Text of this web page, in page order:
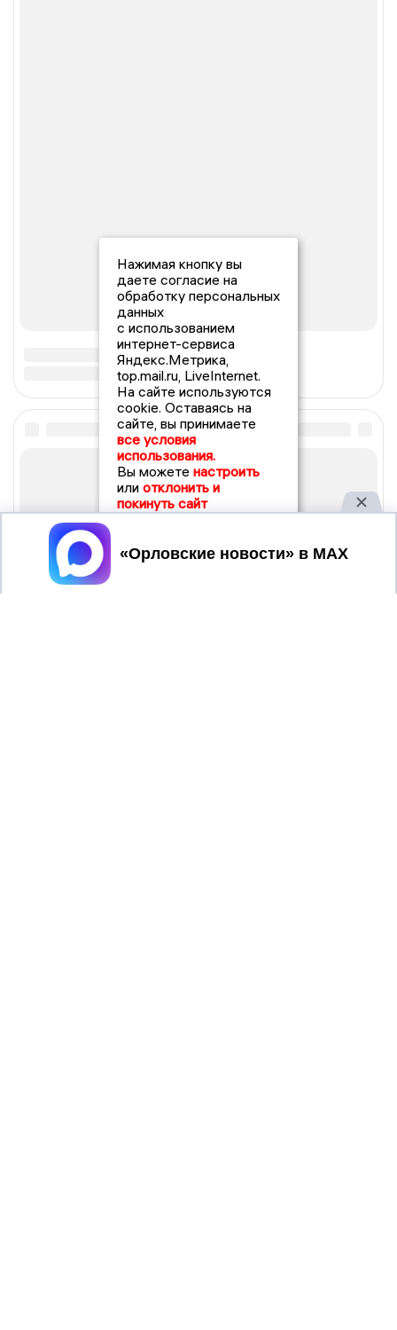
Нажимая кнопку вы
даете согласие на
обработку персональных
данных
с использованием
интернет-сервиса
Яндекс.Метрика,
top.mail.ru, LiveInternet.
На сайте используются
cookie. Оставаясь на
сайте, вы принимаете
все условия
использования.
Вы можете настроить
или отклонить и
покинуть сайт
Принять